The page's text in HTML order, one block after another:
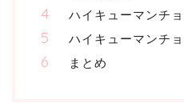
ハイキューマンチ
ハイキューマンチ
まとめ